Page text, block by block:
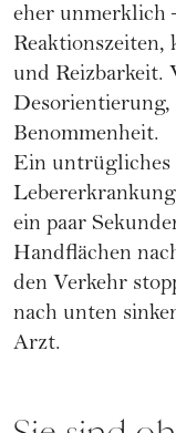
eher unmerklich
Reaktionszeiten,
und Reizbarkeit.
Benommenheit.
Ein untrügliches
ein paar
Handflächen
den Verkehr
nach unten
Arzt.